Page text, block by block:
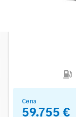
Cena
59.755 €